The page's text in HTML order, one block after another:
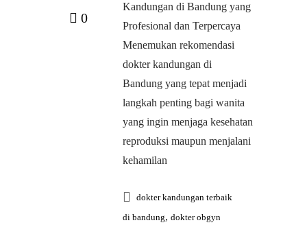
0
Kandungan di Bandung yang
Profesional dan Terpercaya
Menemukan rekomendasi
dokter kandungan di
Bandung yang tepat menjadi
langkah penting bagi wanita
yang ingin menjaga kesehatan
reproduksi maupun menjalani
kehamilan
dokter kandungan terbaik
di bandung, dokter obgyn